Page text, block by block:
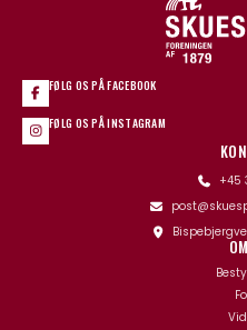
FØLG OS PÅ FACEBOOK
FØLG OS PÅ INSTAGRAM
+45